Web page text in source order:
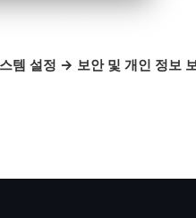
템 설정 → 보안 및 개인 정보